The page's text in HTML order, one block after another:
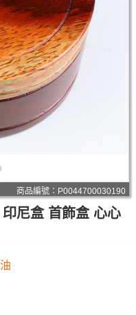
商品編號：P0044700030190
尼盒 首飾盒 心心